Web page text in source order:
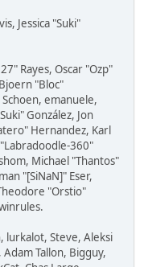
Jessica "Suki"
Rayes, Oscar "Ozp"
"Bloc"
emanuele,
González, Jon
Hernandez, Karl
360"
Michael "Thantos"
"[SiNaN]" Eser,
"Orstio"
lurkalot, Steve, Aleksi
Tallon, Bigguy,